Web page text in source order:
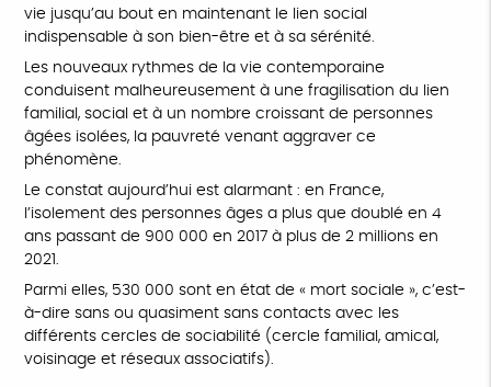
vie jusqu’au bout en maintenant le lien social
indispensable à son bien-être et à sa sérénité.
Les nouveaux rythmes de la vie contemporaine
conduisent malheureusement à une fragilisation du lien
familial, social et à un nombre croissant de personnes
âgées isolées, la pauvreté venant aggraver ce
phénomène.
Le constat aujourd’hui est alarmant : en France,
l’isolement des personnes âges a plus que doublé en 4
ans passant de 900 000 en 2017 à plus de 2 millions en
2021.
Parmi elles, 530 000 sont en état de « mort sociale », c’est-
à-dire sans ou quasiment sans contacts avec les
différents cercles de sociabilité (cercle familial, amical,
voisinage et réseaux associatifs).